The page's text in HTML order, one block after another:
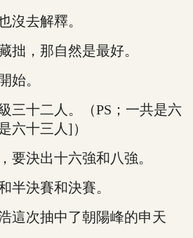
去解釋。
，那自然是最好。
。
十二人。（PS；一共是六
六十三人]）
決出十六強和八強。
決賽和決賽。
次抽中了朝陽峰的申天